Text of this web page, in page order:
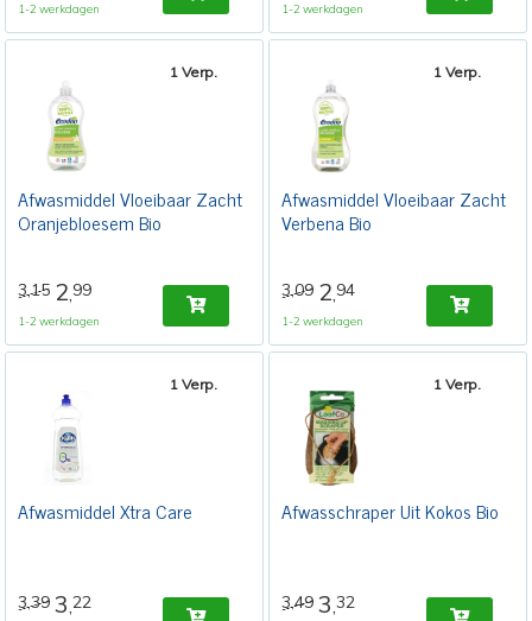
1-2 werkdagen 1-2 werkdagen
1 Verp.
Afwasmiddel Vloeibaar Zacht
Oranjebloesem Bio
3,15 2,99
1-2 werkdagen
1 Verp.
Afwasmiddel Vloeibaar Zacht
Verbena Bio
3,09 2,94
1-2 werkdagen
1 Verp.
Afwasmiddel Xtra Care
3,39 3,22
1 Verp.
Afwasschraper Uit Kokos Bio
3,49 3,32